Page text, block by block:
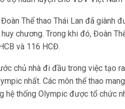
Thể thao Thái Lan đã giành
chương. Trong khi đó, Đoàn
và 116 HCĐ.
chủ nhà đi đầu trong việc tạo
nhất. Các môn thể thao
hệ thống Olympic được tổ chức